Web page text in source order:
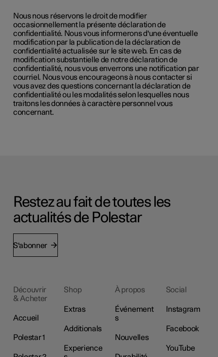
Nous nous réservons le droit de modifier
occasionnellement la présente déclaration de
confidentialité. Nous vous informerons d'une éventuelle
modification par la publication de la déclaration de
confidentialité actualisée sur le site web. En cas de
modification substantielle de notre déclaration de
confidentialité, nous vous enverrons une notification par
courriel. Nous vous encourageons à nous contacter si
vous avez des questions concernant la déclaration de
confidentialité ou les modalités selon lesquelles nous
traitons les données à caractère personnel vous
concernant.
Restez au fait de toutes les
actualités de Polestar
S'abonner
Découvrir
& Acheter
Accueil
Polestar 1
Shop
Extras
Additionals
Experience
À propos
Événement
s
Nouvelles
Social
Instagram
Facebook
YouTube